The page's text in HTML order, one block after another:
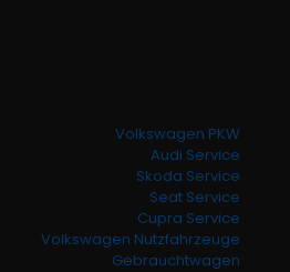
Volkswagen PKW
Audi Service
Skoda Service
Seat Service
Cupra Service
Volkswagen Nutzfahrzeuge
Gebrauchtwagen